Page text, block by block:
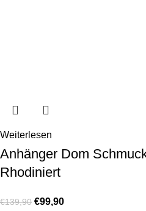
Weiterlesen
Anhänger Dom
Rhodiniert
€139,90 €99,90